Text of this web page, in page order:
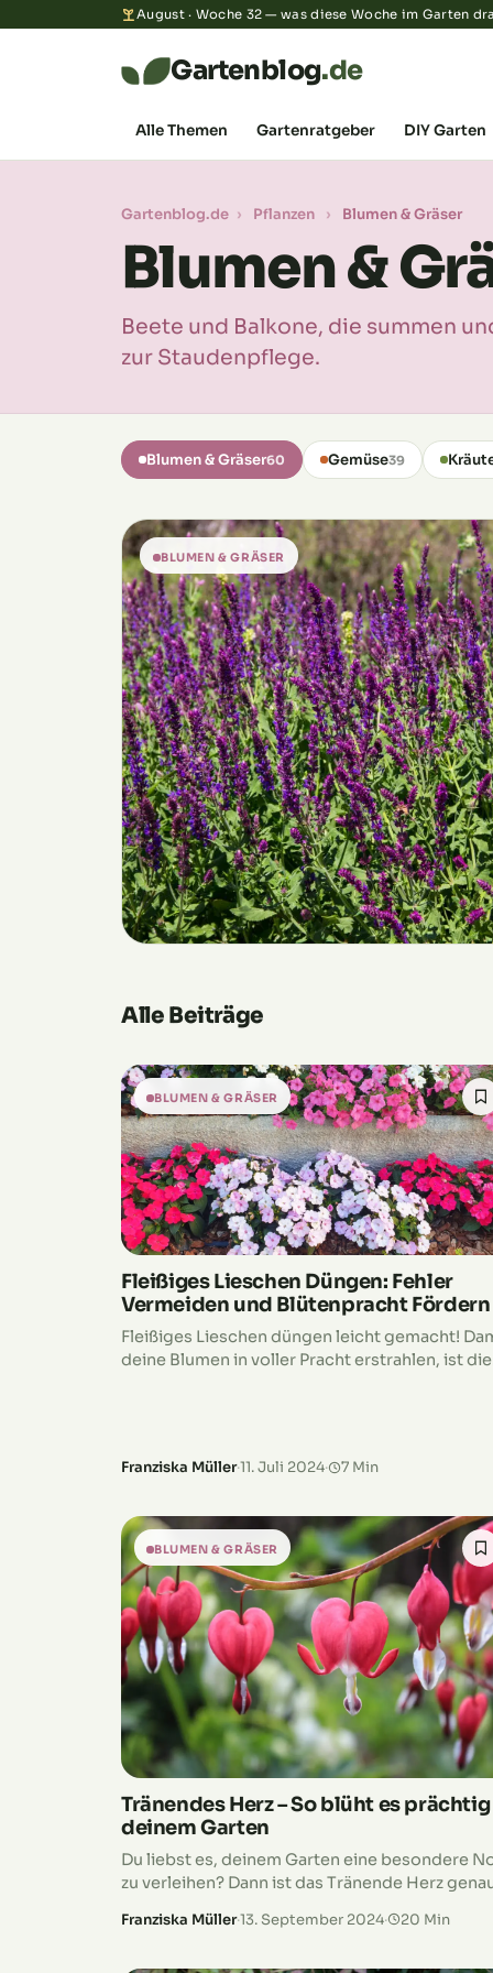
August · Woche 32 — was diese Woche im Garten
Gartenblog.de
Alle Themen Gartenratgeber DIY Garten
Gartenblog.de › Pflanzen › Blumen & Gräser
Blumen &
Beete und Balkone, die summen
zur Staudenpflege.
Blumen & Gräser60 Gemüse39
BLUMEN & GRÄSER
Alle Beiträge
BLUMEN & GRÄSER
Fleißiges Lieschen Düngen: Fehler
Vermeiden und Blütenpracht Fördern
Fleißiges Lieschen düngen leicht gemacht!
deine Blumen in voller Pracht erstrahlen, ist die
brauchen. Egal ob Flüssigdünger oder
besten wirkt. Und mit ein paar humorvollen
Anekdoten wird das Düngen zum Vergnügen.
Also schnapp dir deine Gießkanne und los
– deine Blütenpracht wartet schon!
Franziska Müller·11. Juli 2024· 7 Min
BLUMEN & GRÄSER
Tränendes Herz – So blüht es
deinem Garten
Du liebst es, deinem Garten eine besondere
zu verleihen? Dann ist das Tränende Herz
Staude bringt mit ihren zarten, herzförmigen
Franziska Müller·13. September 2024· 20 Min